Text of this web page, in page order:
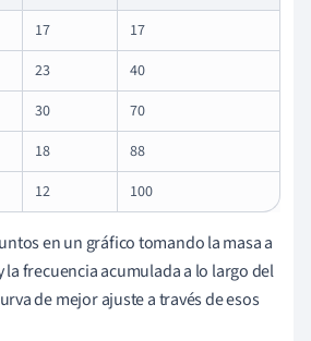
17
17
23
40
30
70
18
88
12 100
en un gráfico tomando la masa a
la frecuencia acumulada a lo largo del
de mejor ajuste a través de esos